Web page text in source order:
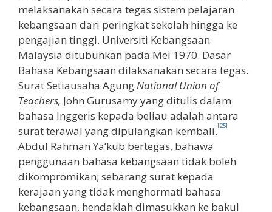
melaksanakan secara tegas sistem pelajaran
kebangsaan dari peringkat sekolah hingga ke
pengajian tinggi. Universiti Kebangsaan
Malaysia ditubuhkan pada Mei 1970. Dasar
Bahasa Kebangsaan dilaksanakan secara tegas.
Surat Setiausaha Agung National Union of
Teachers, John Gurusamy yang ditulis dalam
bahasa Inggeris kepada beliau adalah antara
surat terawal yang dipulangkan kembali.[25]
Abdul Rahman Ya’kub bertegas, bahawa
penggunaan bahasa kebangsaan tidak boleh
dikompromikan; sebarang surat kepada
kerajaan yang tidak menghormati bahasa
kebangsaan, hendaklah dimasukkan ke bakul